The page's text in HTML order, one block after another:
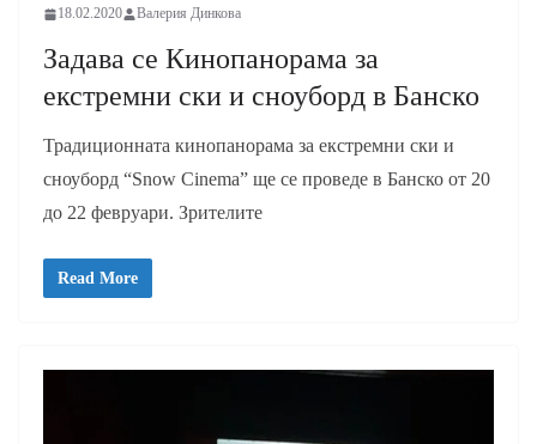
18.02.2020 Валерия Динкова
Задава се Кинопанорама за
екстремни ски и сноуборд в Банско
Традиционната кинопанорама за екстремни ски и
сноуборд “Snow Cinema” ще се проведе в Банско от 20
до 22 февруари. Зрителите
Read More